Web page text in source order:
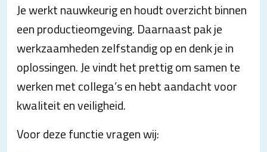
Je werkt nauwkeurig en houdt overzicht binnen
een productieomgeving. Daarnaast pak je
werkzaamheden zelfstandig op en denk je in
oplossingen. Je vindt het prettig om samen te
werken met collega’s en hebt aandacht voor
kwaliteit en veiligheid.
Voor deze functie vragen wij: